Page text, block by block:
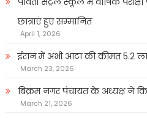
छात्राएं हुए सम्मानित
April 1, 2026
ईरान में अभी आटा की कीमत 5.2
March 23, 2026
बिक्रम नगर पंचायत के अध्यक्ष ने
March 21, 2026